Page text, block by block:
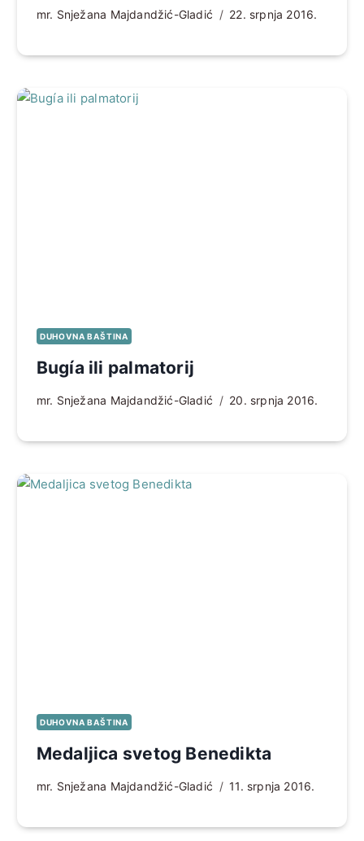
mr. Snježana Majdandžić-Gladić 22. srpnja 2016.
DUHOVNA BAŠTINA
Bugía ili palmatorij
mr. Snježana Majdandžić-Gladić 20. srpnja 2016.
DUHOVNA BAŠTINA
Medaljica svetog Benedikta
mr. Snježana Majdandžić-Gladić 11. srpnja 2016.